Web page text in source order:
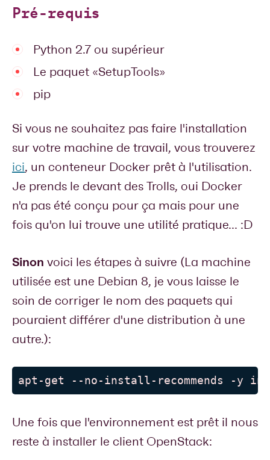
Pré-requis
Python 2.7 ou supérieur
Le paquet «SetupTools»
pip
Si vous ne souhaitez pas faire l'installation
sur votre machine de travail, vous trouverez
ici, un conteneur Docker prêt à l'utilisation.
Je prends le devant des Trolls, oui Docker
n'a pas été conçu pour ça mais pour une
fois qu'on lui trouve une utilité pratique... :D
Sinon voici les étapes à suivre (La machine
utilisée est une Debian 8, je vous laisse le
soin de corriger le nom des paquets qui
pouraient différer d'une distribution à une
autre.):
apt-get --no-install-recommends -y
Une fois que l'environnement est prêt il nous
reste à installer le client OpenStack: